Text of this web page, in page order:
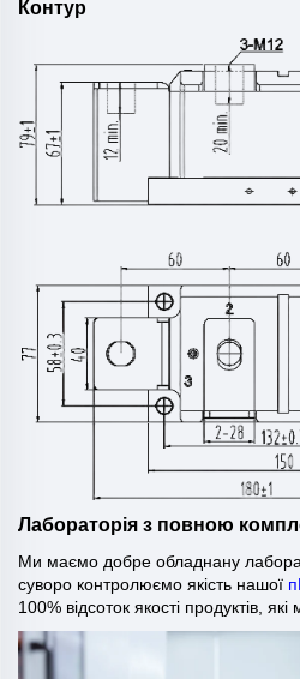
Контур
Лабораторія з повною
Ми маємо добре обладнану
суворо контролюємо якість нашої
100% відсоток якості продуктів,